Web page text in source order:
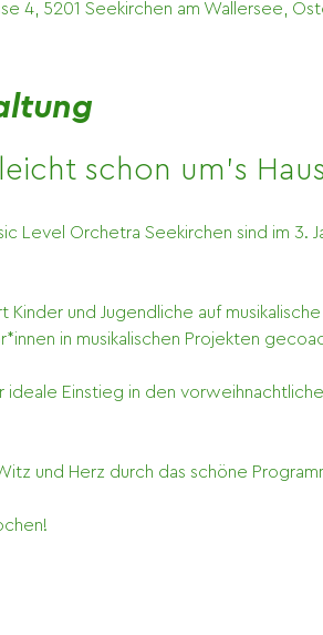
4, 5201 Seekirchen am Wallersee,
schon um's Haus
Level Orchetra Seekirchen sind im 3.
und Jugendliche auf
in musikalischen Projekten
Einstieg in den
und Herz durch das schöne